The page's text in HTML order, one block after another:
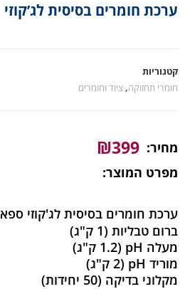
ערכת חומרים בסיסית לג’קוזי
קטגוריות
חומרי תחזוקה,ציוד וחומרים
מחיר: ₪399
מפרט המוצר:
ערכת חומרים בסיסית לג'קוזי ספא
ברום טבליות (1 ק"ג)
מעלה pH (1.2 ק"ג)
מוריד pH (2 ק"ג)
מקלוני בדיקה (50 יחידות)